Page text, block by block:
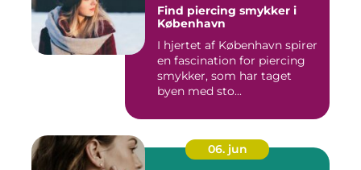
Find piercing smykker i
København
I hjertet af København spirer
en fascination for piercing
smykker, som har taget
byen med sto...
06. jun